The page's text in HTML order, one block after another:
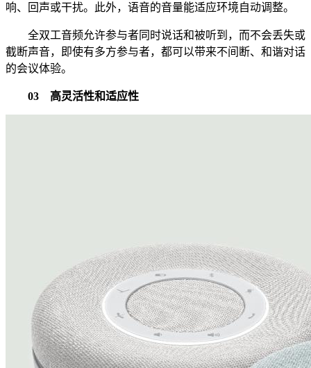
响、回声或干扰。此外，语音的音量能适应环境自动调整。
全双工音频允许参与者同时说话和被听到，而不会丢失或
截断声音，即使有多方参与者，都可以带来不间断、和谐对话
的会议体验。
03 高灵活性和适应性